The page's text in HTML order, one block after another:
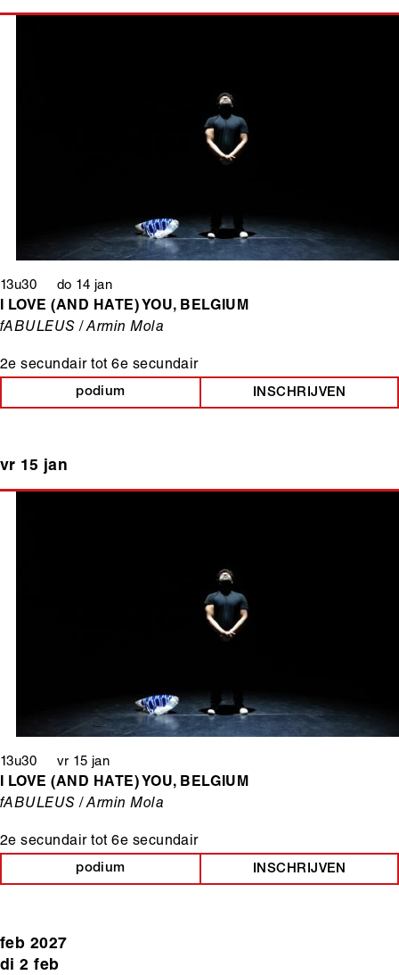
13u30 do 14 jan
2e secundairtot6e secundair
I LOVE (AND HATE) YOU, BELGIUM
fABULEUS / Armin Mola
podium INSCHRIJVEN
vr 15 jan
13u30 vr 15 jan
2e secundairtot6e secundair
I LOVE (AND HATE) YOU, BELGIUM
fABULEUS / Armin Mola
podium INSCHRIJVEN
feb 2027
di 2 feb